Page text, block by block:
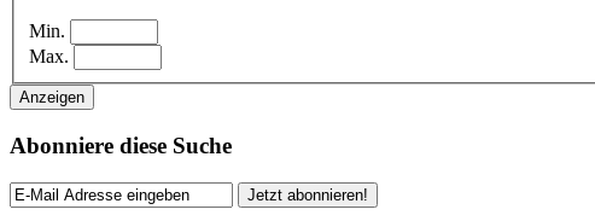
Min.
Max.
Anzeigen
Abonniere diese Suche
Jetzt abonnieren!